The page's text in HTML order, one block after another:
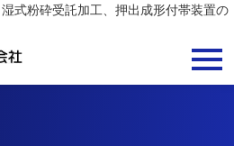
式粉砕受託加工、押出成形付帯装置の